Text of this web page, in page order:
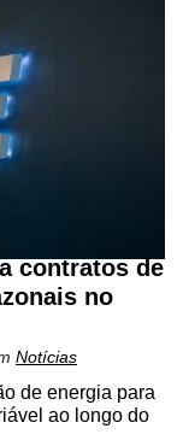
contratos de
no
Notícias
de energia para
ao longo do